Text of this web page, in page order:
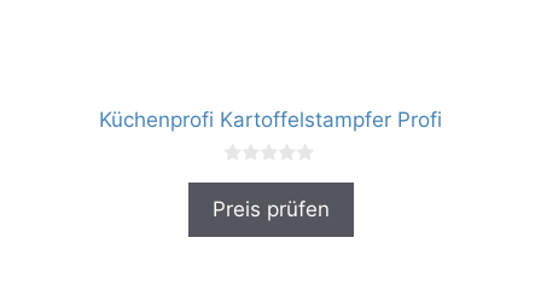
Küchenprofi Kartoffelstampfer Profi
0
o
Preis prüfen